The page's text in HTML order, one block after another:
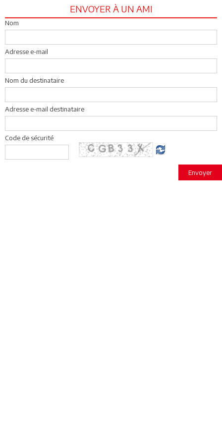
ENVOYER À UN AMI
Nom
Adresse e-mail
Nom du destinataire
Adresse e-mail destinataire
Code de sécurité
Envoyer